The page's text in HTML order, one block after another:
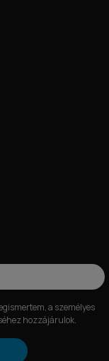
a személyes
hozzájárulok.